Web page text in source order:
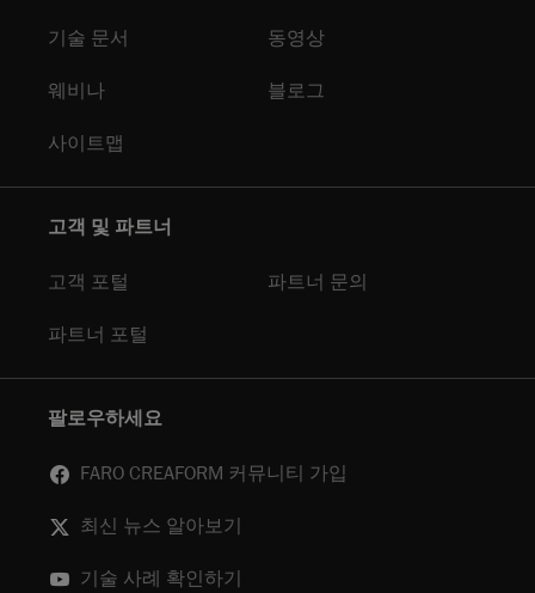
기술 문서 동영상
웨비나 블로그
사이트맵
고객 및 파트너
고객 포털 파트너 문의
파트너 포털
팔로우하세요
FARO CREAFORM 커뮤니티 가입
최신 뉴스 알아보기
기술 사례 확인하기